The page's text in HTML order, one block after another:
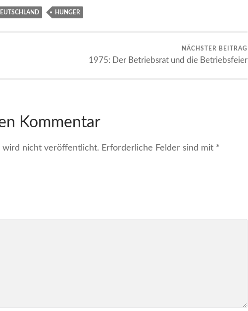
HUNGER
NÄCHSTER BEITRAG
1975: Der Betriebsrat und die Betriebsfeier
Kommentar
wird nicht veröffentlicht. Erforderliche Felder sind mit *